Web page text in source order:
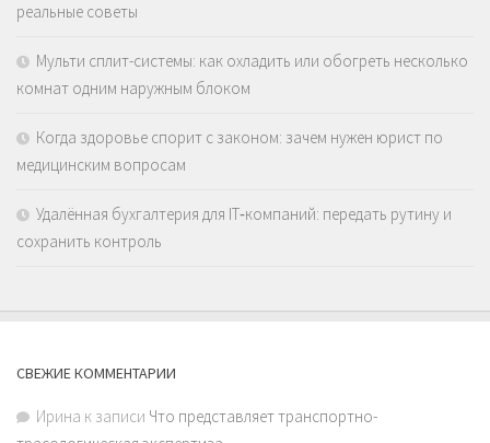
реальные советы
Мульти сплит-системы: как охладить или обогреть несколько
комнат одним наружным блоком
Когда здоровье спорит с законом: зачем нужен юрист по
медицинским вопросам
Удалённая бухгалтерия для IT‑компаний: передать рутину и
сохранить контроль
СВЕЖИЕ КОММЕНТАРИИ
Ирина к записи Что представляет транспортно-